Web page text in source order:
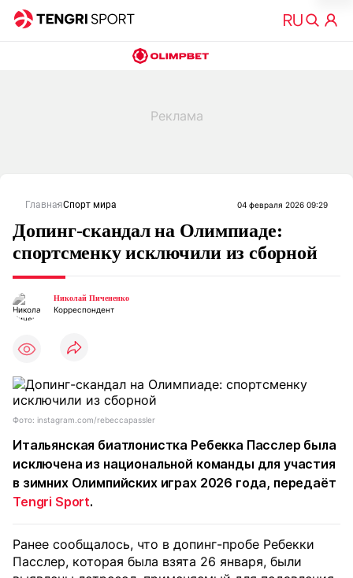
ГлавнаяСпорт мира 04 февраля 2026 09:29
Допинг-скандал на Олимпиаде:
спортсменку исключили из сборной
Николай Пичененко
Корреспондент
Фото: instagram.com/rebeccapassler
Итальянская биатлонистка Ребекка Пасслер была
исключена из национальной команды для участия
в зимних Олимпийских играх 2026 года, передаёт
Tengri Sport.
Ранее сообщалось, что в допинг-пробе Ребекки
Пасслер, которая была взята 26 января, были